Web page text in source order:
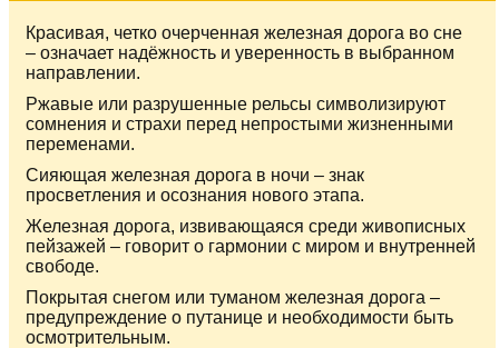
Красивая, четко очерченная железная дорога во сне
– означает надёжность и уверенность в выбранном
направлении.
Ржавые или разрушенные рельсы символизируют
сомнения и страхи перед непростыми жизненными
переменами.
Сияющая железная дорога в ночи – знак
просветления и осознания нового этапа.
Железная дорога, извивающаяся среди живописных
пейзажей – говорит о гармонии с миром и внутренней
свободе.
Покрытая снегом или туманом железная дорога –
предупреждение о путанице и необходимости быть
осмотрительным.